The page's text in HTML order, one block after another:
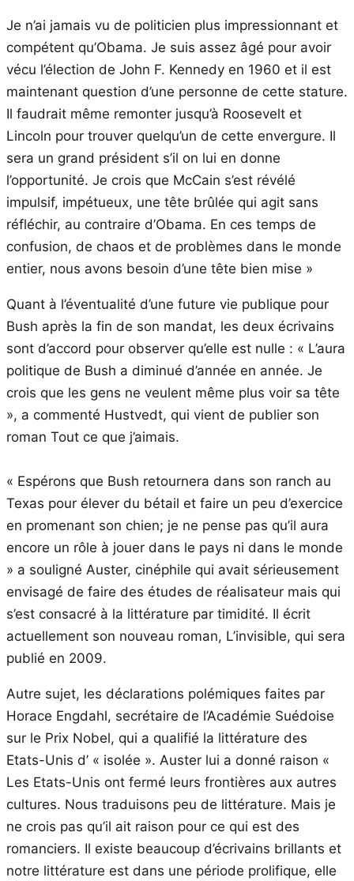
Je n’ai jamais vu de politicien plus impressionnant et
compétent qu’Obama. Je suis assez âgé pour avoir
vécu l’élection de John F. Kennedy en 1960 et il est
maintenant question d’une personne de cette stature.
Il faudrait même remonter jusqu’à Roosevelt et
Lincoln pour trouver quelqu’un de cette envergure. Il
sera un grand président s’il on lui en donne
l’opportunité. Je crois que McCain s’est révélé
impulsif, impétueux, une tête brûlée qui agit sans
réfléchir, au contraire d’Obama. En ces temps de
confusion, de chaos et de problèmes dans le monde
entier, nous avons besoin d’une tête bien mise »
Quant à l’éventualité d’une future vie publique pour
Bush après la fin de son mandat, les deux écrivains
sont d’accord pour observer qu’elle est nulle : « L’aura
politique de Bush a diminué d’année en année. Je
crois que les gens ne veulent même plus voir sa tête
», a commenté Hustvedt, qui vient de publier son
roman Tout ce que j’aimais.
« Espérons que Bush retournera dans son ranch au
Texas pour élever du bétail et faire un peu d’exercice
en promenant son chien; je ne pense pas qu’il aura
encore un rôle à jouer dans le pays ni dans le monde
» a souligné Auster, cinéphile qui avait sérieusement
envisagé de faire des études de réalisateur mais qui
s’est consacré à la littérature par timidité. Il écrit
actuellement son nouveau roman, L’invisible, qui sera
publié en 2009.
Autre sujet, les déclarations polémiques faites par
Horace Engdahl, secrétaire de l’Académie Suédoise
sur le Prix Nobel, qui a qualifié la littérature des
Etats-Unis d’ « isolée ». Auster lui a donné raison «
Les Etats-Unis ont fermé leurs frontières aux autres
cultures. Nous traduisons peu de littérature. Mais je
ne crois pas qu’il ait raison pour ce qui est des
romanciers. Il existe beaucoup d’écrivains brillants et
notre littérature est dans une période prolifique, elle